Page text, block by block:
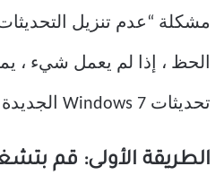
مشكلة “عدم تنزيل
الحظ ، إذا لم يعمل شيء ،
تحديثات Windows 7 الجديدة وتثبيتها يدويًا.
الطريقة الأولى: قم